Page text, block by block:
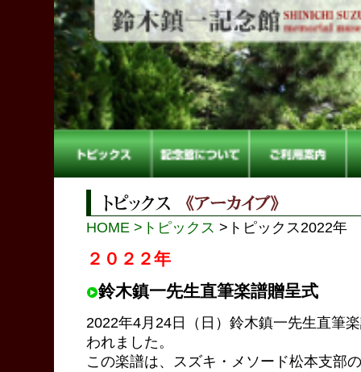
HOME >トピックス >トピックス2022年
２０２２年
鈴木鎮一先生直筆楽譜贈呈式
2022年4月24日（日）鈴木鎮一先生直筆
われました。
この楽譜は、スズキ・メソード松本支部